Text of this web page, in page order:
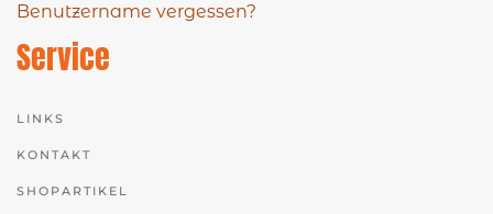
Benutzername vergessen?
Service
LINKS
KONTAKT
SHOPARTIKEL